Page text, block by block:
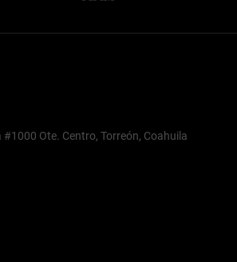
Ote. Centro, Torreón, Coahuila